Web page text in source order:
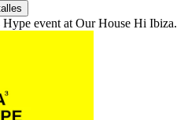
Hype event at Our House Hi Ibiza.